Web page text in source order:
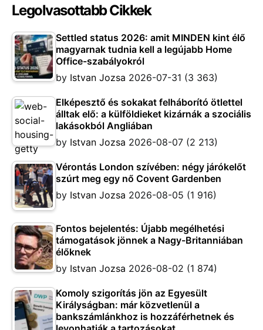
Legolvasottabb Cikkek
Settled status 2026: amit MINDEN kint élő
magyarnak tudnia kell a legújabb Home
Office-szabályokról
by Istvan Jozsa 2026-07-31 (3 363)
Elképesztő és sokakat felháborító ötlettel
álltak elő: a külföldieket kizárnák a szociális
lakásokból Angliában
by Istvan Jozsa 2026-08-07 (2 213)
Vérontás London szívében: négy járókelőt
szúrt meg egy nő Covent Gardenben
by Istvan Jozsa 2026-08-05 (1 916)
Fontos bejelentés: Újabb megélhetési
támogatások jönnek a Nagy-Britanniában
élőknek
by Istvan Jozsa 2026-08-02 (1 874)
Komoly szigorítás jön az Egyesült
Királyságban: már közvetlenül a
bankszámlánkhoz is hozzáférhetnek és